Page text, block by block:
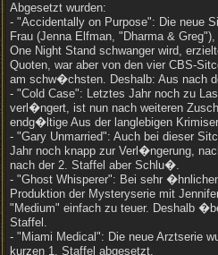
Abgesetzt wurden:
- "Accidentally on Purpose": Die neue
Frau (Jenna Elfman, "Dharma &
One Night Stand schwanger wird,
Quoten, war aber von den vier CBS-
am schw�chsten. Deshalb: Aus nach
- "Cold Case": Letztes Jahr noch zu
verl�ngert, ist nun nach weiteren
endg�ltige Aus der langlebigen
- "Gary Unmarried": Auch bei dieser
Jahr noch knapp zur Verl�ngerung,
nach der 2. Staffel aber Schlu�.
- "Ghost Whisperer": Bei sehr
Produktion der Mysteryserie mit
"Medium" einfach zu teuer. Deshalb
Staffel.
- "Miami Medical": Die neue Arztserie
kurzen 1. Staffel abgesetzt.